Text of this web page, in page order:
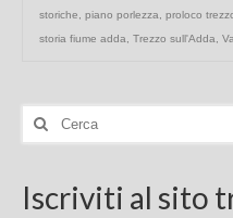
storiche
piano porlezza proloco
storia fiume adda
Trezzo sull'Adda
Cerca:
Iscriviti al sito